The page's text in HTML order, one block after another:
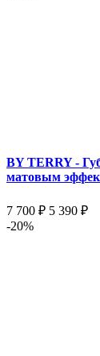
BY TERRY -
матовым
7 700 ₽ 5 390 ₽
-20%